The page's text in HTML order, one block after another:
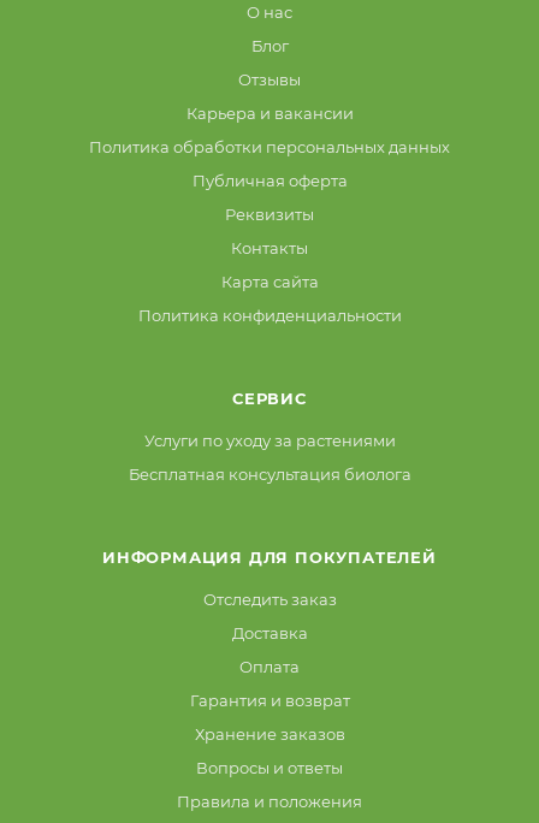
О нас
Блог
Отзывы
Карьера и вакансии
Политика обработки персональных данных
Публичная оферта
Реквизиты
Контакты
Карта сайта
Политика конфиденциальности
СЕРВИС
Услуги по уходу за растениями
Бесплатная консультация биолога
ИНФОРМАЦИЯ ДЛЯ ПОКУПАТЕЛЕЙ
Отследить заказ
Доставка
Оплата
Гарантия и возврат
Хранение заказов
Вопросы и ответы
Правила и положения